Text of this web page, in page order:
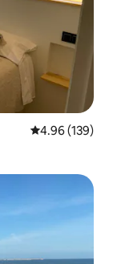
औसत रेटिंग 5 में से
4.96 (139)